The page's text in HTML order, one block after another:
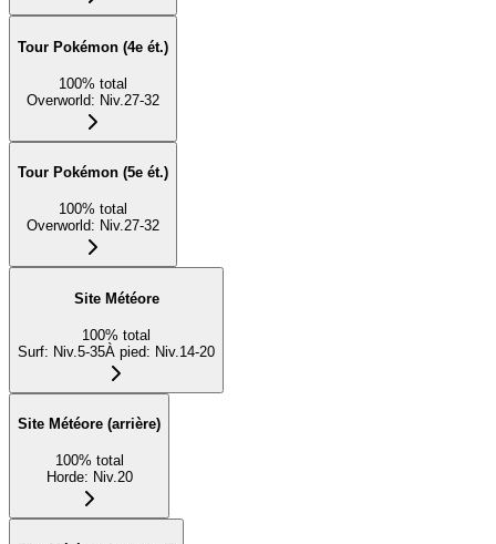
Tour Pokémon (4e ét.)
100% total
Overworld: Niv.27-32
Tour Pokémon (5e ét.)
100% total
Overworld: Niv.27-32
Site Météore
100% total
Surf: Niv.5-35À pied: Niv.14-20
Site Météore (arrière)
100% total
Horde: Niv.20